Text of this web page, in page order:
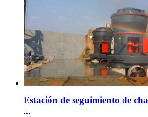
Estación de seguimiento de
...